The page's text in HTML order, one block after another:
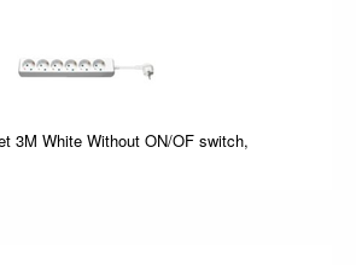
3M White Without ON/OF switch,